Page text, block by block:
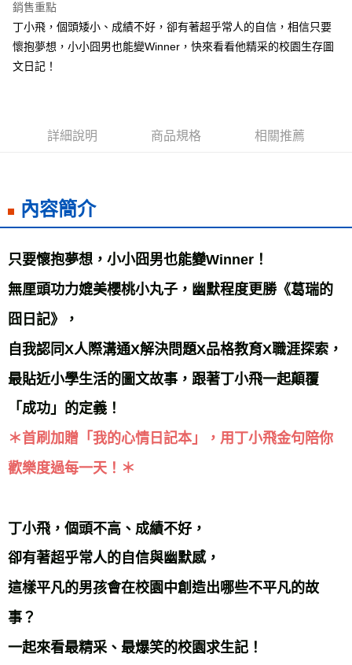
付款後全家取貨
7-11取貨付款
每筆NT$60，滿NT$799(含以上)免運費
離島宅配
海外叢書運費
雜誌海外運費 查看運費
數位商品海外免運
銷售重點
丁小飛，個頭矮小、成績不好，卻有著超乎常人的自信，相信只要
懷抱夢想，小小囧男也能變Winner，快來看看他精采的校園生存圖
文日記！
詳細說明 商品規格 相關推薦
內容簡介
只要懷抱夢想，小小囧男也能變Winner！
無厘頭功力媲美櫻桃小丸子，幽默程度更勝《葛瑞的
囧日記》，
自我認同X人際溝通X解決問題X品格教育X職涯探索，
最貼近小學生活的圖文故事，跟著丁小飛一起顛覆
＊首刷加贈「我的心情日記本」，用丁小飛金句陪你
歡樂度過每一天！＊
丁小飛，個頭不高、成績不好，
卻有著超乎常人的自信與幽默感，
這樣平凡的男孩會在校園中創造出哪些不平凡的故
事？
一起來看最精采、最爆笑的校園求生記！